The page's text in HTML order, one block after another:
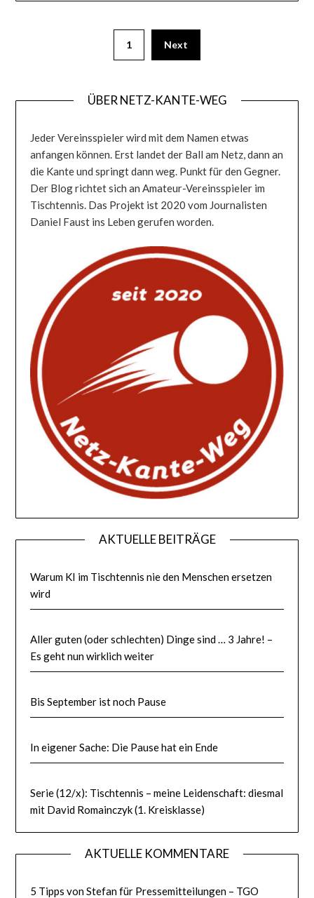
Seitennummerierung
1 Next
ÜBER NETZ-KANTE-WEG
Jeder Vereinsspieler wird mit dem Namen etwas
anfangen können. Erst landet der Ball am Netz, dann an
die Kante und springt dann weg. Punkt für den Gegner.
Der Blog richtet sich an Amateur-Vereinsspieler im
Tischtennis. Das Projekt ist 2020 vom Journalisten
Daniel Faust ins Leben gerufen worden.
AKTUELLE BEITRÄGE
Warum KI im Tischtennis nie den Menschen ersetzen
wird
Aller guten (oder schlechten) Dinge sind … 3 Jahre! –
Es geht nun wirklich weiter
Bis September ist noch Pause
In eigener Sache: Die Pause hat ein Ende
Serie (12/x): Tischtennis – meine Leidenschaft: diesmal
mit David Romainczyk (1. Kreisklasse)
AKTUELLE KOMMENTARE
5 Tipps von Stefan für Pressemitteilungen – TGO